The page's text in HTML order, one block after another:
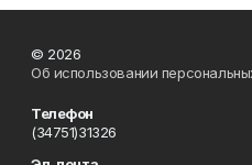
© 2026
Об использовании
Телефон
(34751)31326